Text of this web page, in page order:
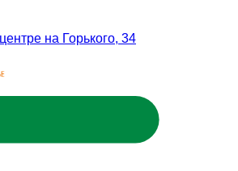
на Горького, 34